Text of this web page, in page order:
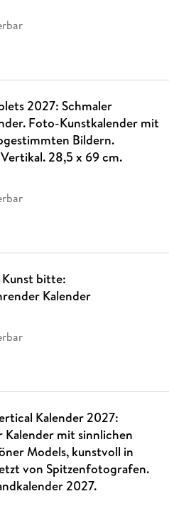
2027: Schmaler
Foto-Kunstkalender mit
Bildern.
28,5 x 69 cm.
Kunst bitte:
Kalender
Kalender 2027:
Kalender mit sinnlichen
Models, kunstvoll in
von Spitzenfotografen.
2027.